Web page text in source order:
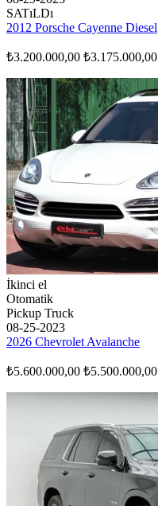
SATıLDı
2012 Porsche Cayenne Diesel
₺3.200.000,00 ₺3.175.000,00
İkinci el
Otomatik
Pickup Truck
08-25-2023
2026 Chevrolet Avalanche
₺5.600.000,00 ₺5.500.000,00